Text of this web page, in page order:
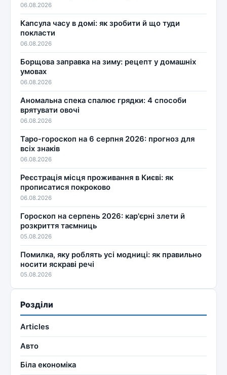
06.08.2026
Капсула часу в домі: як зробити й що туди
покласти
06.08.2026
Борщова заправка на зиму: рецепт у домашніх
умовах
06.08.2026
Аномальна спека спалює грядки: 4 способи
врятувати овочі
06.08.2026
Таро-гороскоп на 6 серпня 2026: прогноз для
всіх знаків
06.08.2026
Реєстрація місця проживання в Києві: як
прописатися покроково
06.08.2026
Гороскоп на серпень 2026: кар'єрні злети й
розкриття таємниць
05.08.2026
Помилка, яку роблять усі модниці: як правильно
носити яскраві речі
05.08.2026
Розділи
Articles
Авто
Біла економіка